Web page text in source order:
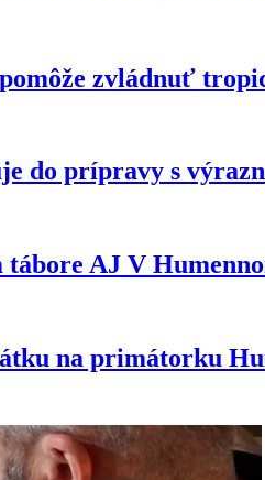
zvládnuť
do prípravy s
AJ V
na primátorku